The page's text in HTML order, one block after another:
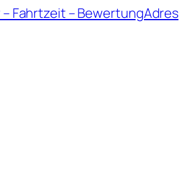
Fahrtzeit – BewertungAdres